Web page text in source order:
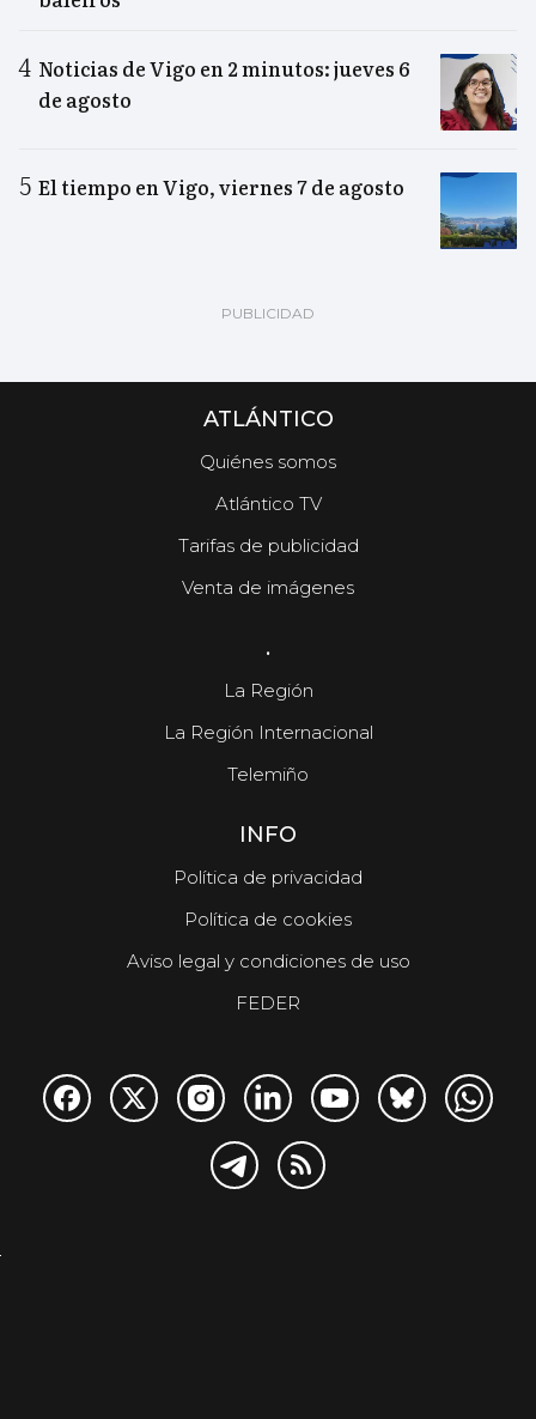
Noticias de Vigo en 2 minutos: jueves 6
de agosto
El tiempo en Vigo, viernes 7 de agosto
ATLÁNTICO
Quiénes somos
Atlántico TV
Tarifas de publicidad
Venta de imágenes
.
La Región
La Región Internacional
Telemiño
INFO
Política de privacidad
Política de cookies
Aviso legal y condiciones de uso
FEDER